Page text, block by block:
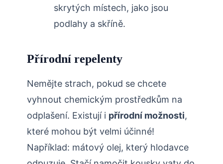
⁤skrytých místech, jako jsou
podlahy a ⁢skříně.
Přírodní repelenty
Nemějte strach, pokud se chcete
vyhnout chemickým prostředkům na
odplašení. Existují i přírodní možnosti,
které mohou být velmi účinné!
Například: mátový olej, který hlodavce